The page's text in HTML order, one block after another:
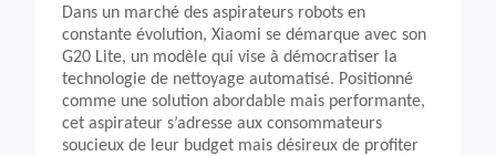
Dans un marché des aspirateurs robots en
constante évolution, Xiaomi se démarque avec son
G20 Lite, un modèle qui vise à démocratiser la
technologie de nettoyage automatisé. Positionné
comme une solution abordable mais performante,
cet aspirateur s’adresse aux consommateurs
soucieux de leur budget mais désireux de profiter